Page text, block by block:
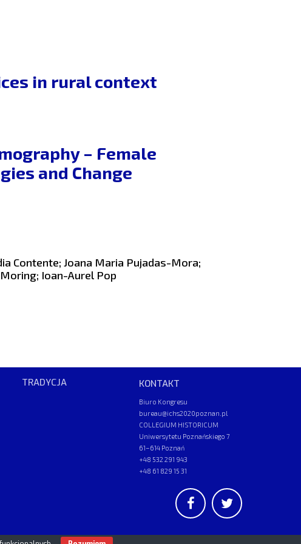
in rural context
– Female
and Change
Contente; Joana Maria Pujadas-Mora;
Ioan-Aurel Pop
TRADYCJA KONTAKT
Biuro Kongresu
bureau@ichs2020poznan.pl
COLLEGIUM HISTORICUM
Uniwersytetu Poznańskiego 7
61–614 Poznań
+48 532 291 943
+48 61 829 15 31